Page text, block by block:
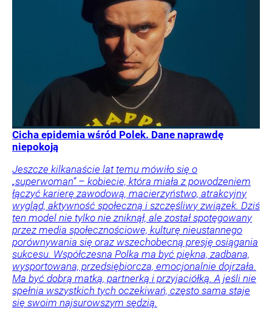
Cicha epidemia wśród Polek. Dane naprawdę
niepokoją
Jeszcze kilkanaście lat temu mówiło się o
„superwoman” – kobiecie, która miała z powodzeniem
łączyć karierę zawodową, macierzyństwo, atrakcyjny
wygląd, aktywność społeczną i szczęśliwy związek. Dziś
ten model nie tylko nie zniknął, ale został spotęgowany
przez media społecznościowe, kulturę nieustannego
porównywania się oraz wszechobecną presję osiągania
sukcesu. Współczesna Polka ma być piękna, zadbana,
wysportowana, przedsiębiorcza, emocjonalnie dojrzała.
Ma być dobrą matką, partnerką i przyjaciółką. A jeśli nie
spełnia wszystkich tych oczekiwań, często sama staje
się swoim najsurowszym sędzią.